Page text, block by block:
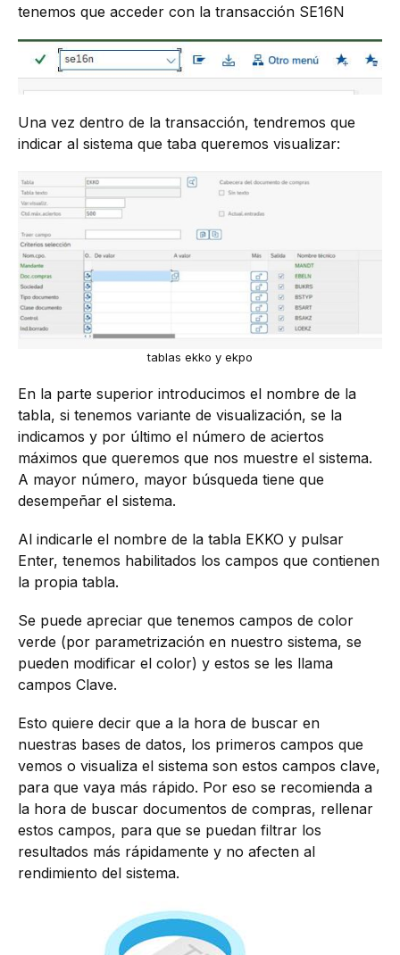
tenemos que acceder con la transacción SE16N
Una vez dentro de la transacción, tendremos que
indicar al sistema que taba queremos visualizar:
tablas ekko y ekpo
En la parte superior introducimos el nombre de la
tabla, si tenemos variante de visualización, se la
indicamos y por último el número de aciertos
máximos que queremos que nos muestre el sistema.
A mayor número, mayor búsqueda tiene que
desempeñar el sistema.
Al indicarle el nombre de la tabla EKKO y pulsar
Enter, tenemos habilitados los campos que contienen
la propia tabla.
Se puede apreciar que tenemos campos de color
verde (por parametrización en nuestro sistema, se
pueden modificar el color) y estos se les llama
campos Clave.
Esto quiere decir que a la hora de buscar en
nuestras bases de datos, los primeros campos que
vemos o visualiza el sistema son estos campos clave,
para que vaya más rápido. Por eso se recomienda a
la hora de buscar documentos de compras, rellenar
estos campos, para que se puedan filtrar los
resultados más rápidamente y no afecten al
rendimiento del sistema.